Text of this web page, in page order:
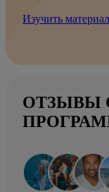
Изучить
ОТЗЫВЫ